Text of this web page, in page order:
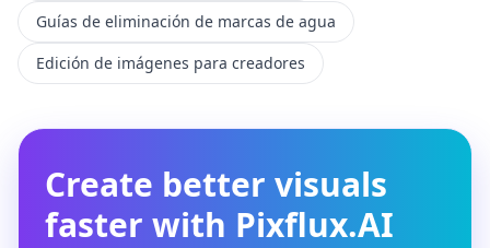
Guías de eliminación de marcas de agua
Edición de imágenes para creadores
Create better visuals
faster with Pixflux.AI